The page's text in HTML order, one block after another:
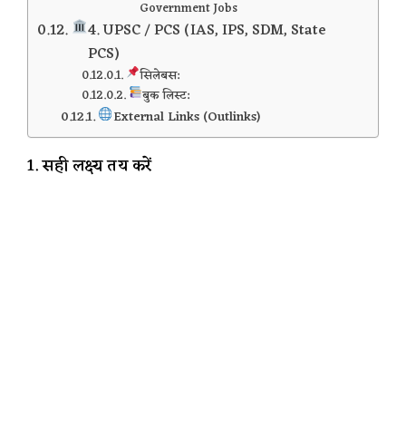
Government Jobs
4. UPSC / PCS (IAS, IPS, SDM, State
PCS)
सिलेबस:
बुक लिस्ट:
External Links (Outlinks)
1. सही लक्ष्य तय करें